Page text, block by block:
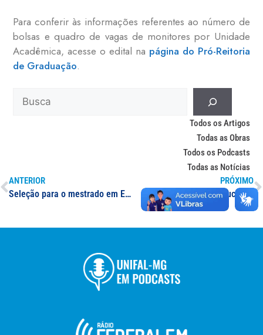
Para conferir às informações referentes ao número de
bolsas e quadro de vagas de monitores por Unidade
Acadêmica, acesse o edital na página do Pró-Reitoria
de Graduação.
Todos os Artigos
Todas as Obras
Todos os Podcasts
Todas as Notícias
ANTERIOR
Seleção para o mestrado em Economia
PRÓXIMO
Mestrado: Educação